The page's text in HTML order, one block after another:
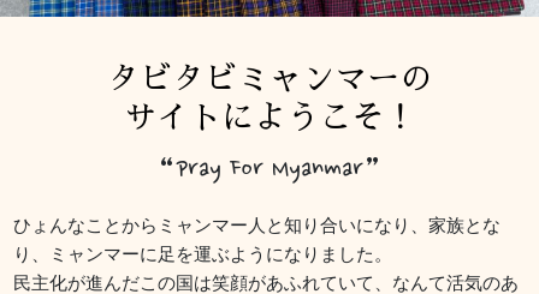
タビタビミャンマーの
サイトにようこそ！
“Pray For Myanmar”
ひょんなことからミャンマー人と知り合いになり、家族とな
り、ミャンマーに足を運ぶようになりました。
民主化が進んだこの国は笑顔があふれていて、なんて活気のあ